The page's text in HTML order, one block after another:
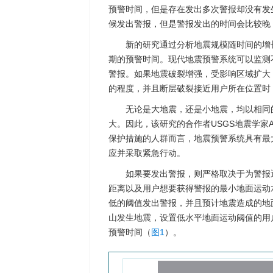
预警时间，但是存在发出多次警报却没有
候发出警报，但是警报发出的时间会比较
新的研究通过分析地震规模随时间的
期的预警时间。现代地震预警系统可以监
警报。如果地震破裂增强，受影响区域扩
的程度，并且断层破裂接近用户所在位置
无论是大地震，还是小地震，均以相
大。因此，该研究的合作者USGS地震学
保护措施的人群而言，地震预警系统具有
应并采取紧急行动。
如果要发出警报，则严格取决于为警
距离以及用户想要获得警报的最小地面运
低的阈值发出警报，并且预计地震造成的
山发生地震，设置低水平地面运动阈值的
预警时间（图1 ）。